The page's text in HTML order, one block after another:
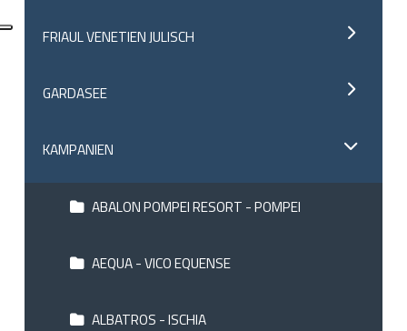
FRIAUL VENETIEN JULISCH
GARDASEE
KAMPANIEN
ABALON POMPEI RESORT - POMPEI
AEQUA - VICO EQUENSE
ALBATROS - ISCHIA